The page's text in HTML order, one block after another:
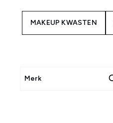
MAKEUP KWASTEN
Merk